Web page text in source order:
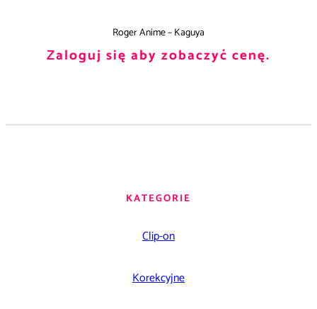
Roger Anime – Kaguya
Zaloguj się aby zobaczyć cenę.
KATEGORIE
Clip-on
Korekcyjne